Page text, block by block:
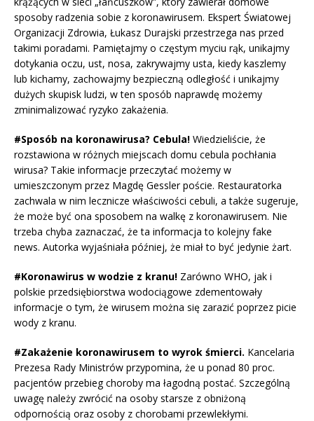
sposoby radzenia sobie z koronawirusem. Ekspert Światowej
Organizacji Zdrowia, Łukasz Durajski przestrzega nas przed
takimi poradami. Pamiętajmy o częstym myciu rąk, unikajmy
dotykania oczu, ust, nosa, zakrywajmy usta, kiedy kaszlemy
lub kichamy, zachowajmy bezpieczną odległość i unikajmy
dużych skupisk ludzi, w ten sposób naprawdę możemy
zminimalizować ryzyko zakażenia.
#Sposób na koronawirusa? Cebula! Wiedzieliście, że
rozstawiona w różnych miejscach domu cebula pochłania
wirusa? Takie informacje przeczytać możemy w
umieszczonym przez Magdę Gessler poście. Restauratorka
zachwala w nim lecznicze właściwości cebuli, a także sugeruje,
że może być ona sposobem na walkę z koronawirusem. Nie
trzeba chyba zaznaczać, że ta informacja to kolejny fake
news. Autorka wyjaśniała później, że miał to być jedynie żart.
#Koronawirus w wodzie z kranu! Zarówno WHO, jak i
polskie przedsiębiorstwa wodociągowe zdementowały
informacje o tym, że wirusem można się zarazić poprzez picie
wody z kranu.
#Zakażenie koronawirusem to wyrok śmierci. Kancelaria
Prezesa Rady Ministrów przypomina, że u ponad 80 proc.
pacjentów przebieg choroby ma łagodną postać. Szczególną
uwagę należy zwrócić na osoby starsze z obniżoną
odpornością oraz osoby z chorobami przewlekłymi.